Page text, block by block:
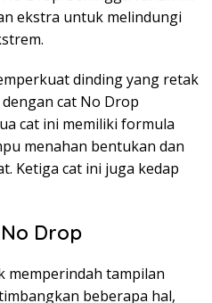
ekstra untuk melindungi
dinding yang retak
cat No Drop
cat ini memiliki formula
menahan bentukan dan
Ketiga cat ini juga kedap
Drop
memperindah tampilan
beberapa hal,